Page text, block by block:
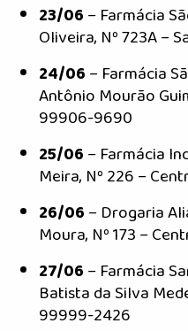
23/06– Farmácia
Oliveira, Nº 723A –
24/06– Farmácia
Antônio Mourão
99906-9690
25/06– Farmácia
Meira, Nº 226 –
26/06– Drogaria
Moura, Nº 173 –
27/06– Farmácia
Batista da Silva
99999-2426